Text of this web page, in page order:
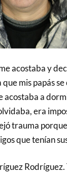
acostaba y
mis papás
acostaba a
era
trauma
que tenían
Rodríguez.